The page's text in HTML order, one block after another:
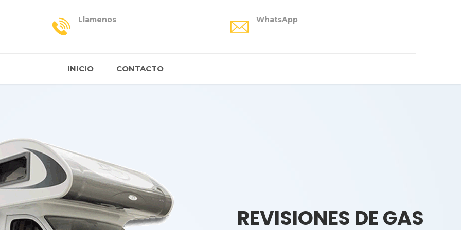
Llamenos WhatsApp
INICIO CONTACTO
REVISIONES DE GAS
DE